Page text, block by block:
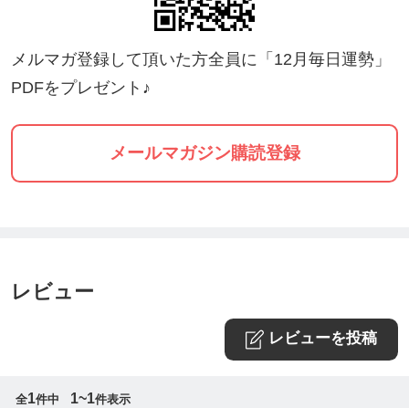
メルマガ登録して頂いた方全員に「12月毎日運勢」
PDFをプレゼント♪
メールマガジン購読登録
レビュー
レビューを投稿
全1件中 1~1件表示